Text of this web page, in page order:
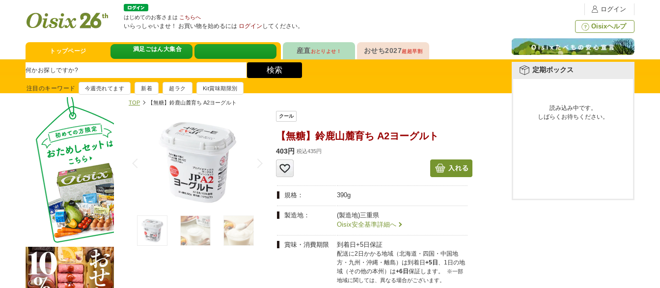
ログイン
Oisixヘルプ
はじめてのお客さまは こちらへ
いらっしゃいませ！ お買い物を始めるには ログイン してください。
トップページ 満足ごはん大集合
豪華賞品が当たるチャンス
満足ごはん大集合
おすすめ！出汁付き肉吸い
イチ推し！今週の魚
真アジのおぼろ昆布〆
そうじ&キッチン雑貨
夏に便利！新商品6点登場
熊本地震への緊急支援
寄付付き商品取り扱い中
ヘルスケアKit
健康サポート食品
3品作れるバランス献立
産直おとりよせ！
人気No.3
ファンが年々増！
貴重な黄桃食べ比べ
奥山さんの幸せの黄桃
夏にピッタリ
モチモチ食感チーズ
おせち2027超超早割
自慢はローストビーフ
大人も子どもも
人気品目を増量！
家族でたっぷり楽しむ
人気二段重「高砂」と
本格中華オードブル
検索
注目のキーワード 今週売れてます 新着 超ラク Kit賞味期限別
定期ボックス
読み込み中です。
しばらくお待ちください。
TOP 【無糖】鈴鹿山麓育ち A2ヨーグルト
【無糖】鈴鹿山麓育ち A2ヨーグルト
403円 税込435円
規格： 390g
製造地：
(製造地)三重県
Oisix安全基準詳細へ
賞味・消費期限 到着日+5日保証
配送に2日かかる地域（北海道・四国・中国地
方・九州・沖縄・離島）は到着日 +5日 、1日の地
域（その他の本州）は+6日 保証します。
※一部
地域に関しては、異なる場合がございます。